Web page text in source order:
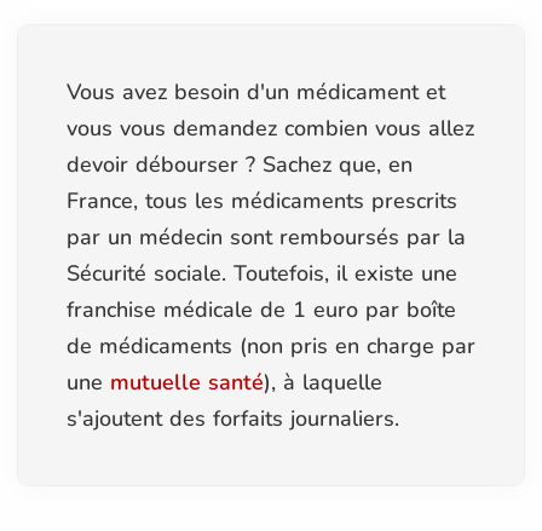
Vous avez besoin d'un médicament et
vous vous demandez combien vous allez
devoir débourser ? Sachez que, en
France, tous les médicaments prescrits
par un médecin sont remboursés par la
Sécurité sociale. Toutefois, il existe une
franchise médicale de 1 euro par boîte
de médicaments (non pris en charge par
une mutuelle santé), à laquelle
s'ajoutent des forfaits journaliers.